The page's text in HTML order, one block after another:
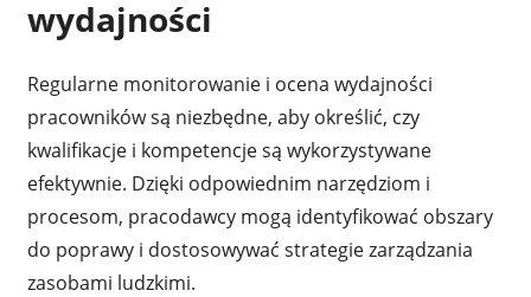
wydajności
Regularne monitorowanie i ocena wydajności
pracowników są niezbędne, aby określić, czy
kwalifikacje i kompetencje są wykorzystywane
efektywnie. Dzięki odpowiednim narzędziom i
procesom, pracodawcy mogą identyfikować obszary
do poprawy i dostosowywać strategie zarządzania
zasobami ludzkimi.